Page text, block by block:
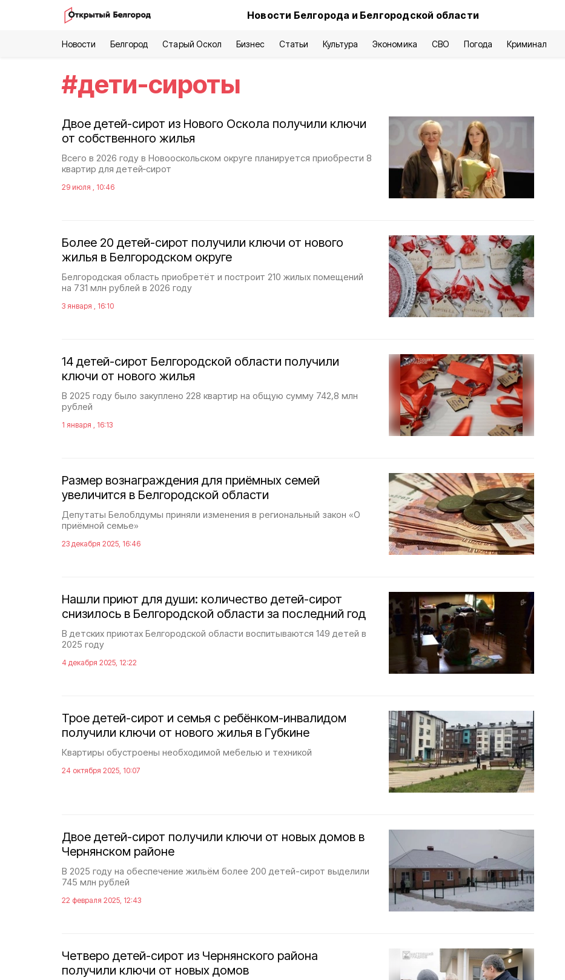
Новости Белгорода и Белгородской области
Новости Белгород Старый Оскол Бизнес Статьи Культура Экономика СВО Погода Криминал
#дети-сироты
Двое детей-сирот из Нового Оскола получили ключи
от собственного жилья
Всего в 2026 году в Новооскольском округе планируется приобрести 8
квартир для детей‑сирот
29 июля , 10:46
Более 20 детей-сирот получили ключи от нового
жилья в Белгородском округе
Белгородская область приобретёт и построит 210 жилых помещений
на 731 млн рублей в 2026 году
3 января , 16:10
14 детей-сирот Белгородской области получили
ключи от нового жилья
В 2025 году было закуплено 228 квартир на общую сумму 742,8 млн
рублей
1 января , 16:13
Размер вознаграждения для приёмных семей
увеличится в Белгородской области
Депутаты Белоблдумы приняли изменения в региональный закон «О
приёмной семье»
23 декабря 2025, 16:46
Нашли приют для души: количество детей-сирот
снизилось в Белгородской области за последний год
В детских приютах Белгородской области воспитываются 149 детей в
2025 году
4 декабря 2025, 12:22
Трое детей-сирот и семья с ребёнком-инвалидом
получили ключи от нового жилья в Губкине
Квартиры обустроены необходимой мебелью и техникой
24 октября 2025, 10:07
Двое детей-сирот получили ключи от новых домов в
Чернянском районе
В 2025 году на обеспечение жильём более 200 детей-сирот выделили
745 млн рублей
22 февраля 2025, 12:43
Четверо детей-сирот из Чернянского района
получили ключи от новых домов